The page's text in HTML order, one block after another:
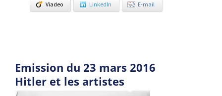
Viadeo LinkedIn E-mail
Emission du 23 mars 2016
Hitler et les artistes